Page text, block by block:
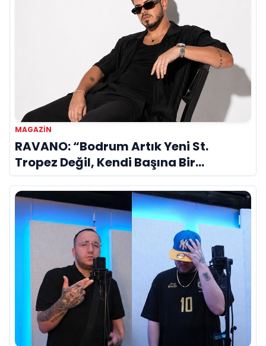
MAGAZIN
RAVANO: “Bodrum Artık Yeni St.
Tropez Değil, Kendi Başına Bir
Referans”